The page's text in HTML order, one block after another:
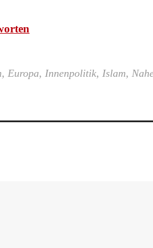
, Europa, Innenpolitik, Islam,